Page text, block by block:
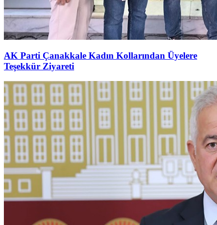
AK Parti Çanakkale Kadın Kollarından Üyelere
Teşekkür Ziyareti